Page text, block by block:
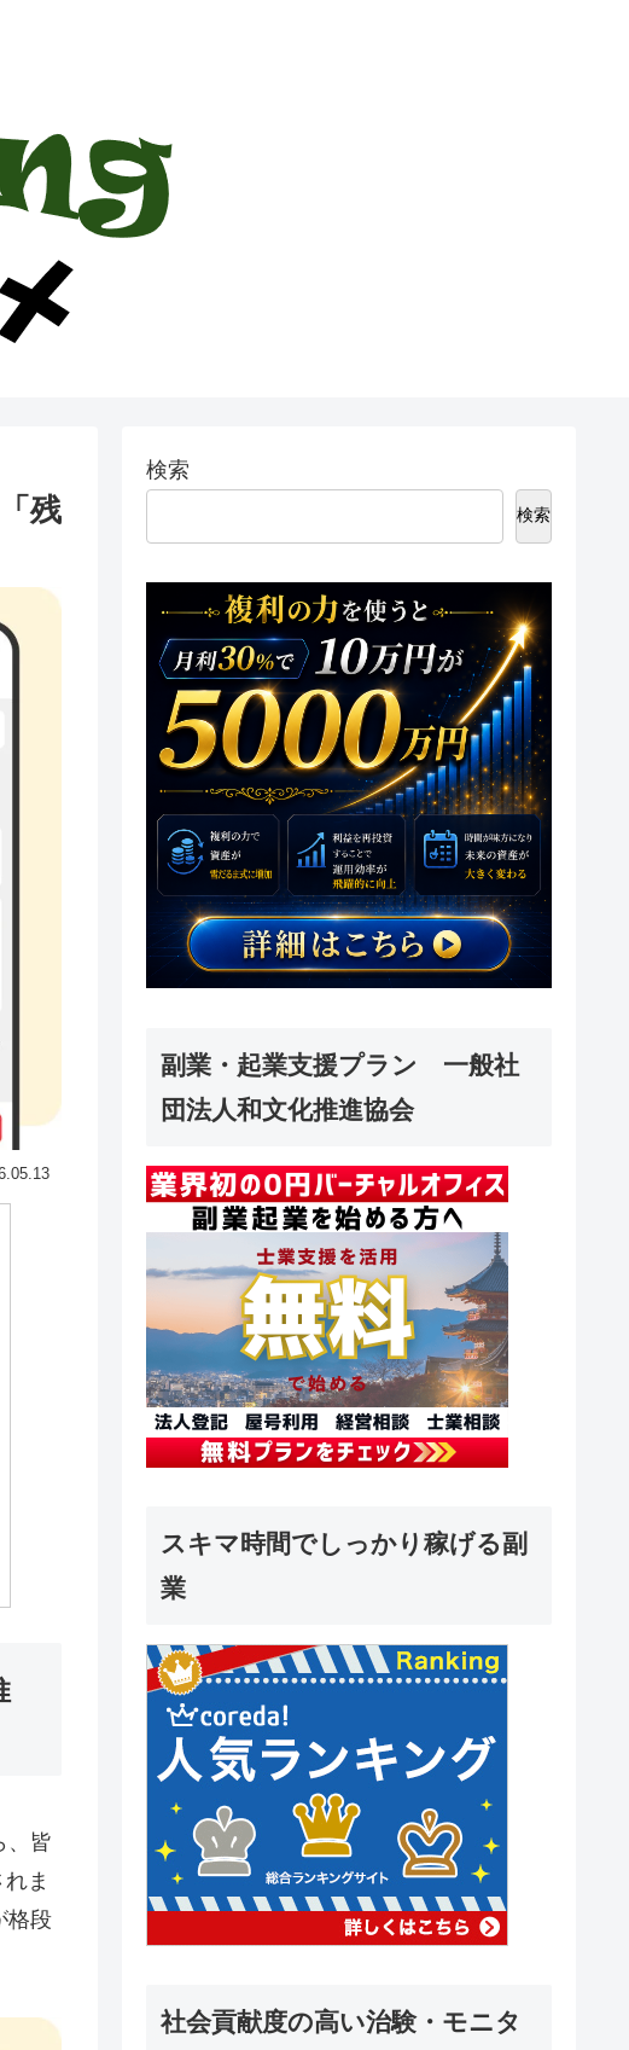
残
、皆
ま
格段
検索
検索
副業・起業支援プラン 一般社
団法人和文化推進協会
スキマ時間でしっかり稼げる副
業
社会貢献度の高い治験・モニタ